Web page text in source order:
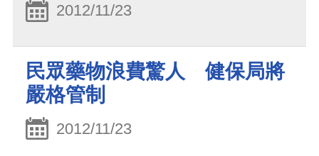
2012/11/23
民眾藥物浪費驚人 健保局將
嚴格管制
2012/11/23